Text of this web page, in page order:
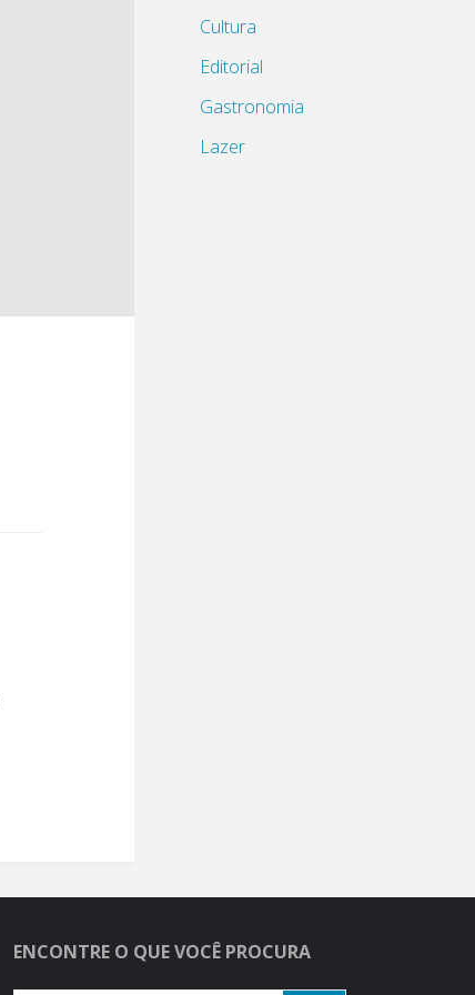
Cultura
Editorial
Gastronomia
Lazer
ENCONTRE O QUE VOCÊ PROCURA